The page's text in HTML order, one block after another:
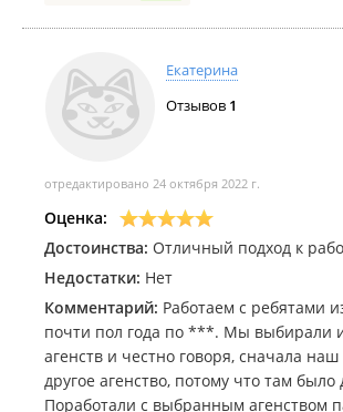
Екатерина
Отзывов 1
отредактировано 24 октября 2022 г.
Оценка:
Достоинства: Отличный подход к
Недостатки: Нет
Комментарий: Работаем с ребятами
почти пол года по ***. Мы выбирали
агенств и честно говоря, сначала
другое агенство, потому что там
Поработали с выбранным агенством